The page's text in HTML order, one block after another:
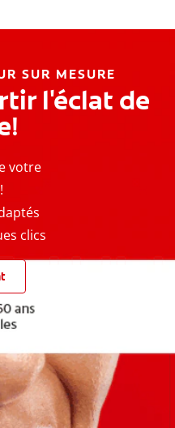
SUR MESURE
l'éclat de
votre
clics